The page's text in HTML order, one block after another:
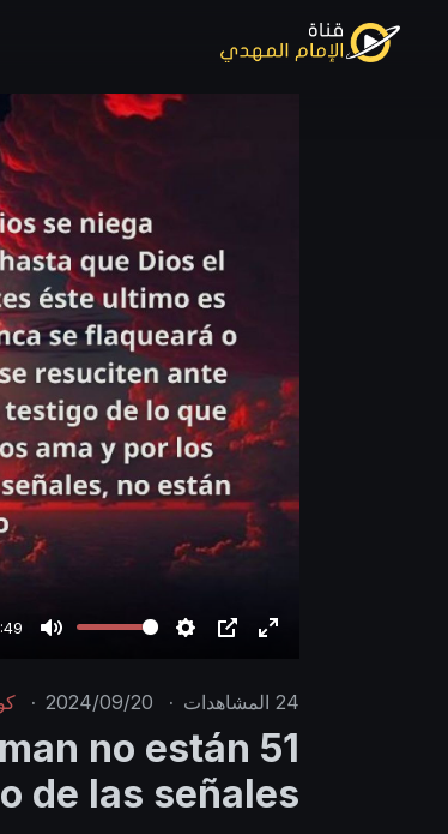
e
t
i
n
e
r
f
24 المشاهدات ·
2024/09/20
·
no están
de las señales